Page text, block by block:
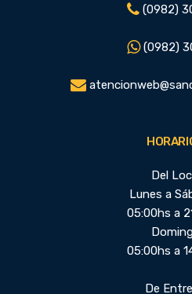
(0982)
(0982)
Del
Lunes a
05:00hs a
05:00hs a
De